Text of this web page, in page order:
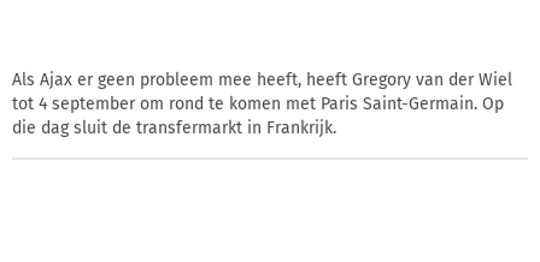
Als Ajax er geen probleem mee heeft, heeft Gregory van der Wiel
tot 4 september om rond te komen met Paris Saint-Germain. Op
die dag sluit de transfermarkt in Frankrijk.